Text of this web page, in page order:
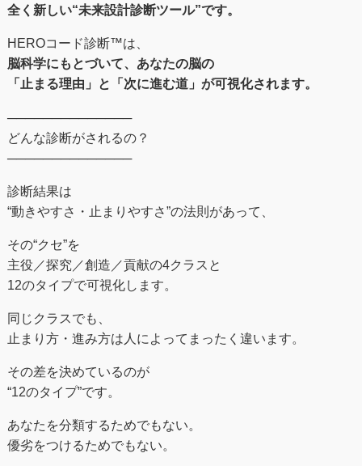
全く新しい“未来設計診断ツール”です。
HEROコード診断™︎は、
脳科学にもとづいて、あなたの脳の
「止まる理由」と「次に進む道」が可視化されます。
──────────────
どんな診断がされるの？
──────────────
診断結果は
“動きやすさ・止まりやすさ”の法則があって、
その“クセ”を
主役／探究／創造／貢献の4クラスと
12のタイプで可視化します。
同じクラスでも、
止まり方・進み方は人によってまったく違います。
その差を決めているのが
“12のタイプ”です。
あなたを分類するためでもない。
優劣をつけるためでもない。